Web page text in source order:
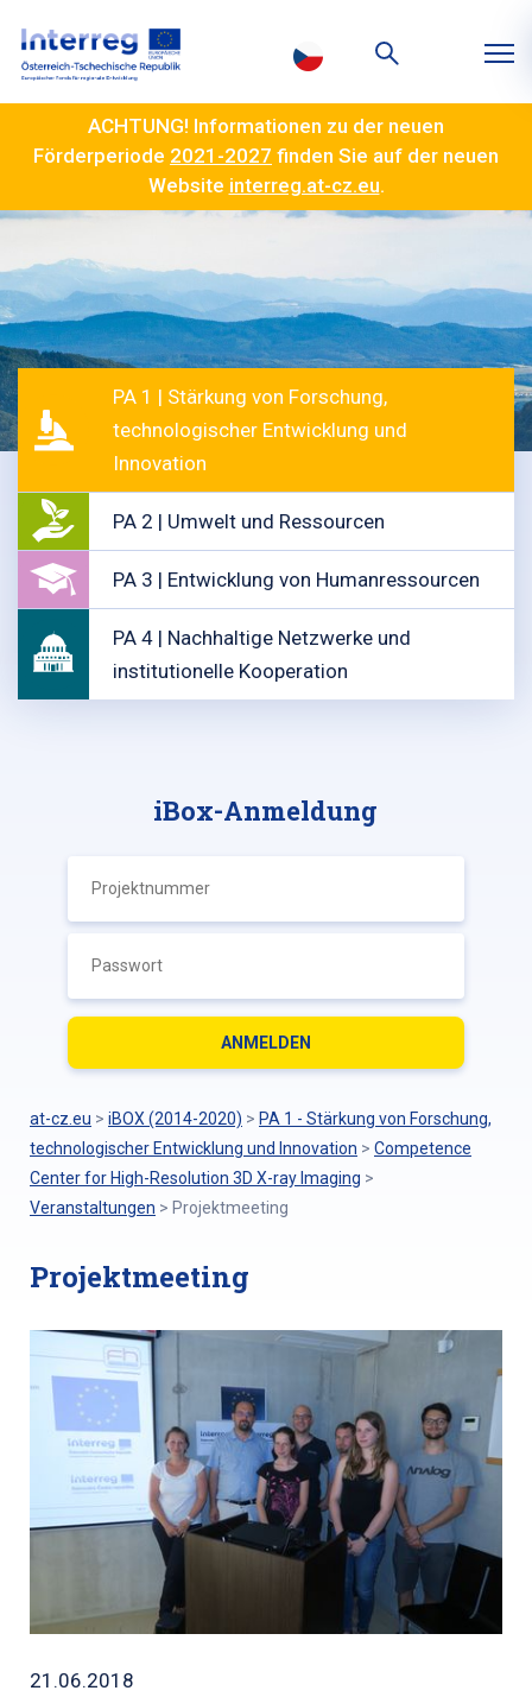
ACHTUNG! Informationen zu der neuen
Förderperiode 2021-2027 finden Sie auf der neuen
Website interreg.at-cz.eu.
PA 1 | Stärkung von Forschung,
technologischer Entwicklung und
Innovation
PA 2 | Umwelt und Ressourcen
PA 3 | Entwicklung von Humanressourcen
PA 4 | Nachhaltige Netzwerke und
institutionelle Kooperation
iBox-Anmeldung
at-cz.eu > iBOX (2014-2020) > PA 1 - Stärkung von Forschung,
technologischer Entwicklung und Innovation > Competence
Center for High-Resolution 3D X-ray Imaging >
Veranstaltungen > Projektmeeting
Projektmeeting
21.06.2018